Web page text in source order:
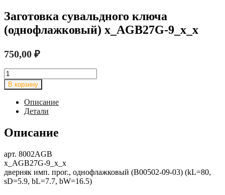
Заготовка сувальдного ключа
(однофлажковый) x_AGB27G-9_x_x
750,00 ₽
Количество
товара
Заготовка
сувальдного
ключа
(однофлажковый)
x_AGB27G-
9_x_x
В корзину
Описание
Детали
Описание
арт. 8002AGB
x_AGB27G-9_x_x
дверняк имп. прог., однофлажковый (B00502-09-03) (kL=80,
sD=5.9, bL=7.7, bW=16.5)